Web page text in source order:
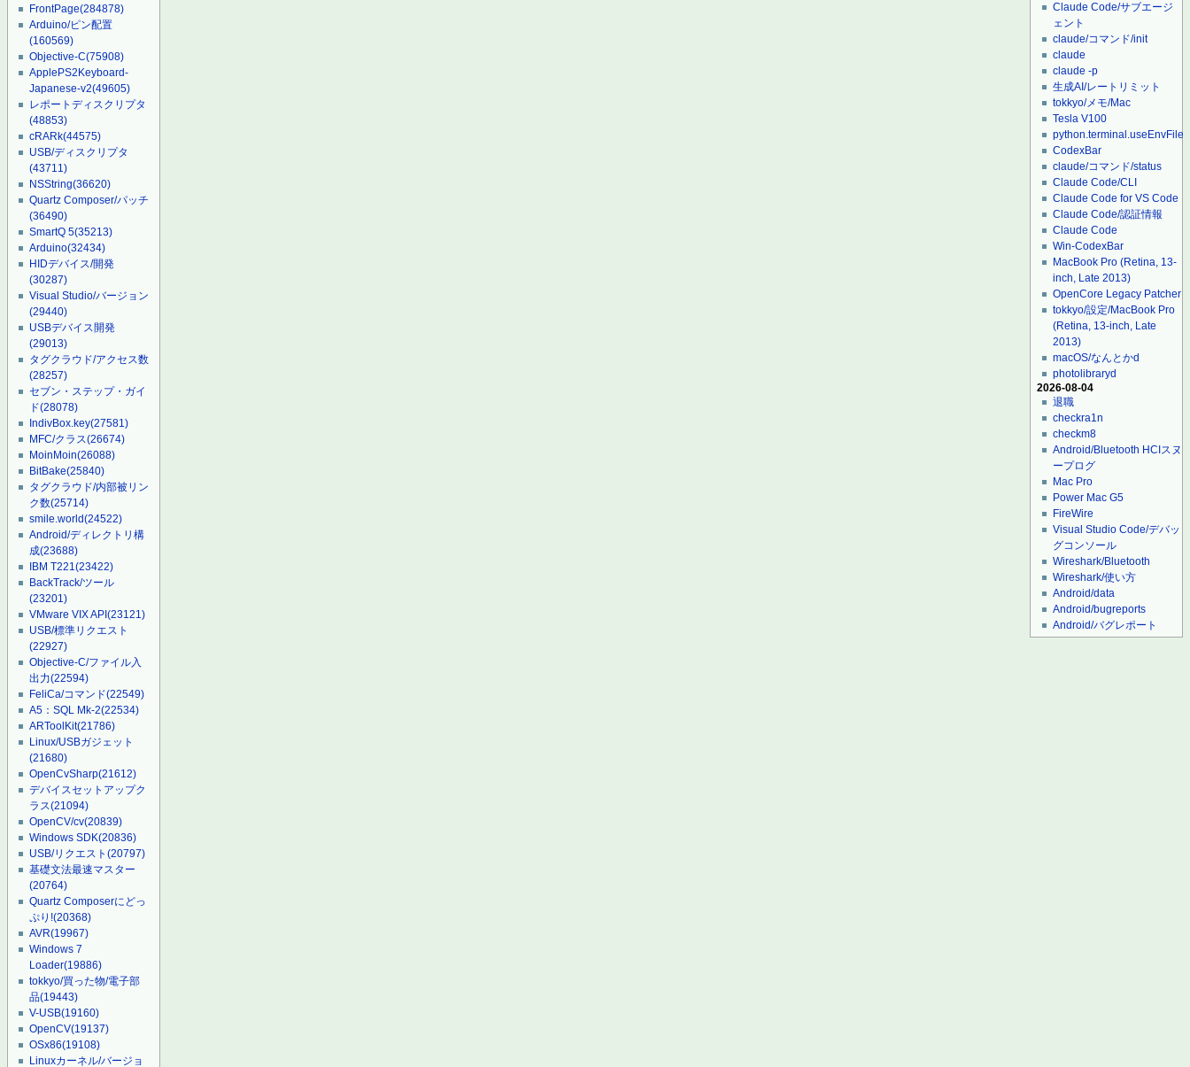
FrontPage(284878)
Arduino/ピン配置
(160569)
Objective-C(75908)
ApplePS2Keyboard-
Japanese-v2(49605)
レポートディスクリプタ
(48853)
cRARk(44575)
USB/ディスクリプタ
(43711)
NSString(36620)
Quartz Composer/パッチ
(36490)
SmartQ 5(35213)
Arduino(32434)
HIDデバイス/開発
(30287)
Visual Studio/バージョン
(29440)
USBデバイス開発
(29013)
タグクラウド/アクセス数
(28257)
セブン・ステップ・ガイ
ド(28078)
IndivBox.key(27581)
MFC/クラス(26674)
MoinMoin(26088)
BitBake(25840)
タグクラウド/内部被リン
ク数(25714)
smile.world(24522)
Android/ディレクトリ構
成(23688)
IBM T221(23422)
BackTrack/ツール
(23201)
VMware VIX API(23121)
USB/標準リクエスト
(22927)
Objective-C/ファイル入
出力(22594)
FeliCa/コマンド(22549)
A5：SQL Mk-2(22534)
ARToolKit(21786)
Linux/USBガジェット
(21680)
OpenCvSharp(21612)
デバイスセットアップク
ラス(21094)
OpenCV/cv(20839)
Windows SDK(20836)
USB/リクエスト(20797)
基礎文法最速マスター
(20764)
Quartz Composerにどっ
ぷり!(20368)
AVR(19967)
Windows 7
Loader(19886)
tokkyo/買った物/電子部
品(19443)
V-USB(19160)
OpenCV(19137)
OSx86(19108)
Linuxカーネル/バージョ
Claude Code/サブエージ
ェント
claude/コマンド/init
claude
claude -p
生成AI/レートリミット
tokkyo/メモ/Mac
Tesla V100
python.terminal.useEnvFile
CodexBar
claude/コマンド/status
Claude Code/CLI
Claude Code for VS Code
Claude Code/認証情報
Claude Code
Win-CodexBar
MacBook Pro (Retina, 13-
inch, Late 2013)
OpenCore Legacy Patcher
tokkyo/設定/MacBook Pro
(Retina, 13-inch, Late
2013)
macOS/なんとかd
photolibraryd
2026-08-04
退職
checkra1n
checkm8
Android/Bluetooth HCIスヌ
ープログ
Mac Pro
Power Mac G5
FireWire
Visual Studio Code/デバッ
グコンソール
Wireshark/Bluetooth
Wireshark/使い方
Android/data
Android/bugreports
Android/バグレポート